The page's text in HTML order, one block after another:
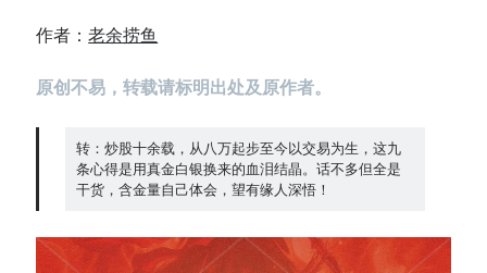
你的回测曲线越漂亮，我越替你担心：因为历史顺序，正在“倒着”给你
仓位大小背后的数学：为什么胜率40%的策略，能比胜率60%的更赚钱
为什么说每年6月底是罗素2000最干净的套利窗口？
我拿Reddit上高赞的趋势策略，认真跑了一遍回测（附代码）
老余看市：长鑫4万亿，A股却蒸发12.4万亿
普通人的5个常见投资错误，可能让你多干12年才能退休
作者：老余捞鱼
原创不易，转载请标明出处及原作者。
转：炒股十余载，从八万起步至今以交易为生，这九
条心得是用真金白银换来的血泪结晶。话不多但全是
干货，含金量自己体会，望有缘人深悟！